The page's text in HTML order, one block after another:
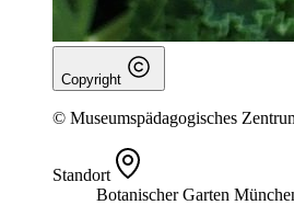
Copyright
© Museumspädagogisches
Standort
Botanischer Garten